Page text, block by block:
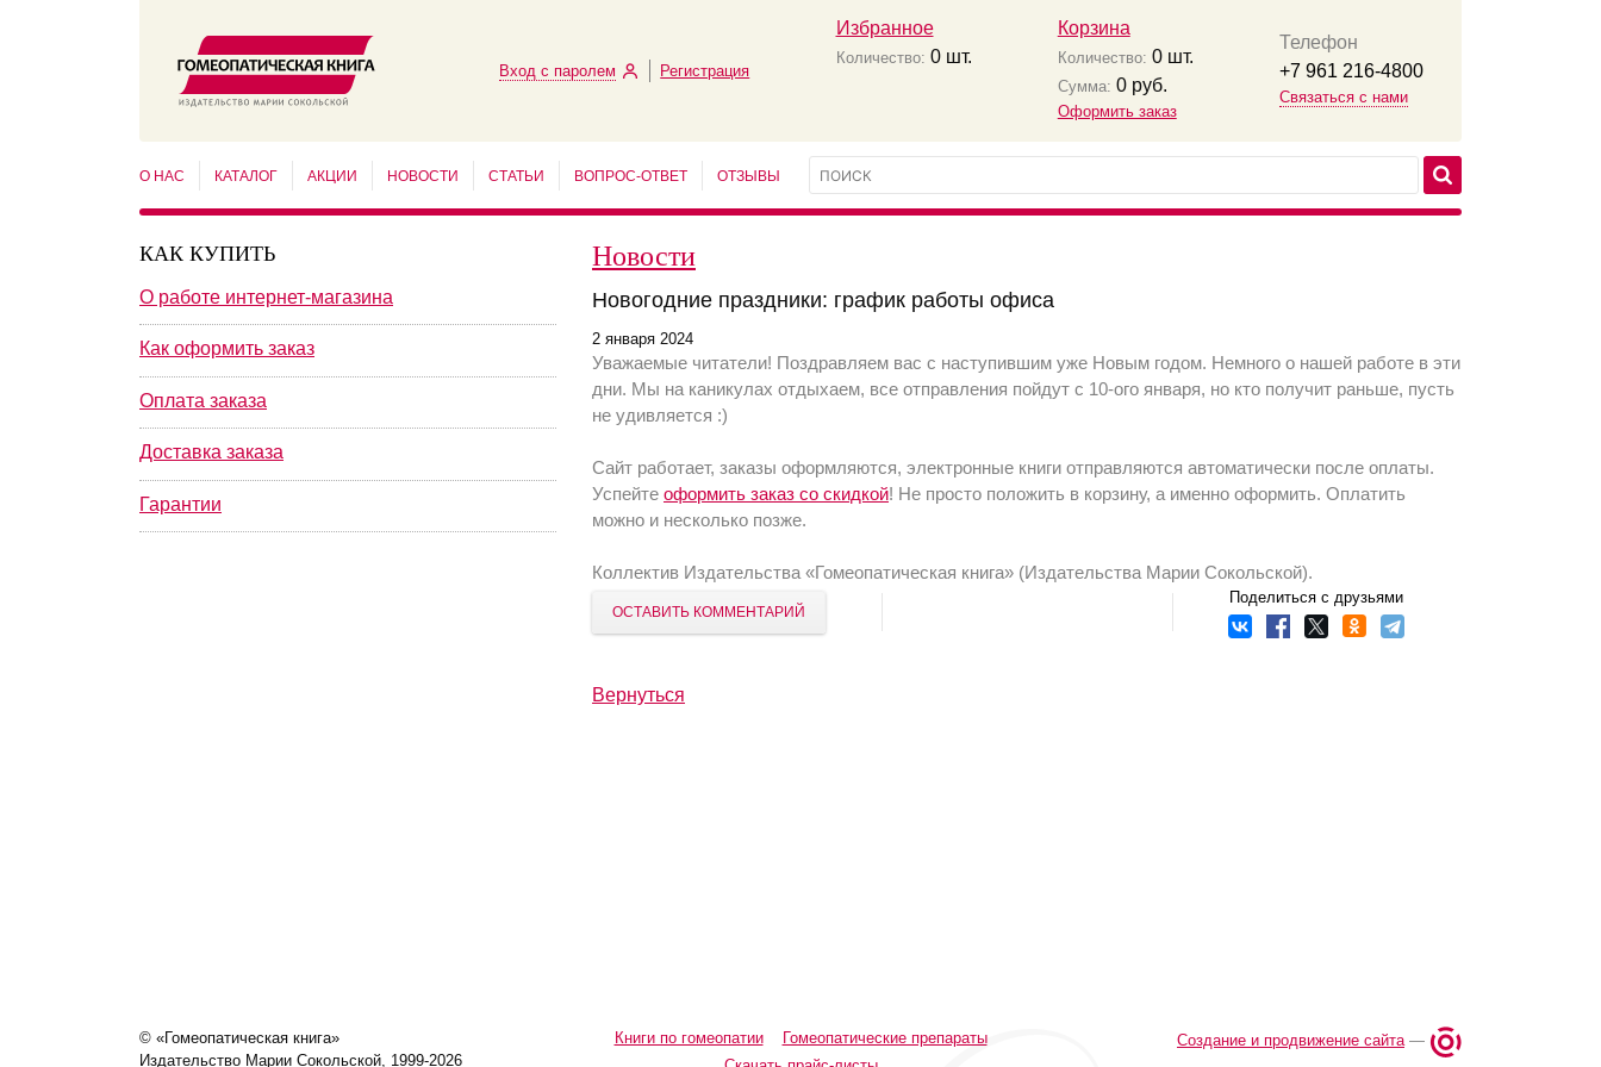
Вход с паролем Регистрация
Избранное
Количество: 0шт.
Корзина
Количество: 0шт.
Сумма: 0руб.
Оформить заказ
Телефон
+7 961 216-4800
Связаться с нами
О НАС КАТАЛОГ АКЦИИ НОВОСТИ СТАТЬИ ВОПРОС-ОТВЕТ ОТЗЫВЫ
КАК КУПИТЬ
О работе интернет-магазина
Как оформить заказ
Оплата заказа
Доставка заказа
Гарантии
Новости
Новогодние праздники: график работы офиса
2 января 2024
Уважаемые читатели! Поздравляем вас с наступившим уже Новым годом. Немного о нашей работе в эти
дни. Мы на каникулах отдыхаем, все отправления пойдут с 10-ого января, но кто получит раньше, пусть
не удивляется :)
Сайт работает, заказы оформляются, электронные книги отправляются автоматически после оплаты.
Успейте оформить заказ со скидкой! Не просто положить в корзину, а именно оформить. Оплатить
можно и несколько позже.
Коллектив Издательства «Гомеопатическая книга» (Издательства Марии Сокольской).
ОСТАВИТЬ КОММЕНТАРИЙ
Поделиться с друзьями
Вернуться
© «Гомеопатическая книга»
Издательство Марии Сокольской, 1999-2026
Книги по гомеопатии
Гомеопатические препараты
Создание и продвижение сайта—